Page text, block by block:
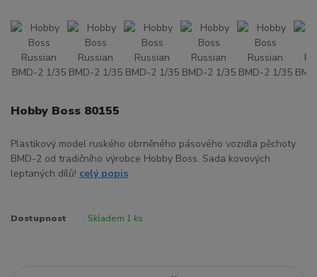
Hobby Boss 80155
Plastikový model ruského obrněného pásového vozidla pěchoty
BMD-2 od tradičního výrobce Hobby Boss. Sada kovových
leptaných dílů! celý popis
Dostupnost Skladem 1 ks